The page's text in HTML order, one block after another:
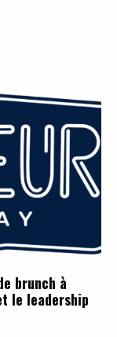
brunch à
le leadership